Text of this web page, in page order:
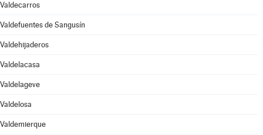
Valdecarros
Valdefuentes de Sangusín
Valdehijaderos
Valdelacasa
Valdelageve
Valdelosa
Valdemierque